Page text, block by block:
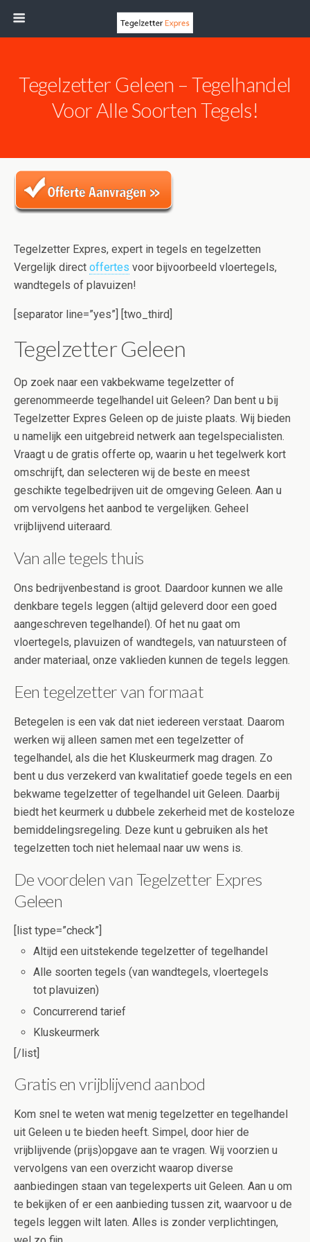
Tegelzetter Geleen – Tegelhandel
Voor Alle Soorten Tegels!
Tegelzetter Expres, expert in tegels en tegelzetten
Vergelijk direct offertes voor bijvoorbeeld vloertegels,
wandtegels of plavuizen!
[separator line=”yes”] [two_third]
Tegelzetter Geleen
Op zoek naar een vakbekwame tegelzetter of
gerenommeerde tegelhandel uit Geleen? Dan bent u bij
Tegelzetter Expres Geleen op de juiste plaats. Wij bieden
u namelijk een uitgebreid netwerk aan tegelspecialisten.
Vraagt u de gratis offerte op, waarin u het tegelwerk kort
omschrijft, dan selecteren wij de beste en meest
geschikte tegelbedrijven uit de omgeving Geleen. Aan u
om vervolgens het aanbod te vergelijken. Geheel
vrijblijvend uiteraard.
Van alle tegels thuis
Ons bedrijvenbestand is groot. Daardoor kunnen we alle
denkbare tegels leggen (altijd geleverd door een goed
aangeschreven tegelhandel). Of het nu gaat om
vloertegels, plavuizen of wandtegels, van natuursteen of
ander materiaal, onze vaklieden kunnen de tegels leggen.
Een tegelzetter van formaat
Betegelen is een vak dat niet iedereen verstaat. Daarom
werken wij alleen samen met een tegelzetter of
tegelhandel, als die het Kluskeurmerk mag dragen. Zo
bent u dus verzekerd van kwalitatief goede tegels en een
bekwame tegelzetter of tegelhandel uit Geleen. Daarbij
biedt het keurmerk u dubbele zekerheid met de kosteloze
bemiddelingsregeling. Deze kunt u gebruiken als het
tegelzetten toch niet helemaal naar uw wens is.
De voordelen van Tegelzetter Expres
Geleen
[list type=”check”]
Altijd een uitstekende tegelzetter of tegelhandel
Alle soorten tegels (van wandtegels, vloertegels
tot plavuizen)
Concurrerend tarief
Kluskeurmerk
[/list]
Gratis en vrijblijvend aanbod
Kom snel te weten wat menig tegelzetter en tegelhandel
uit Geleen u te bieden heeft. Simpel, door hier de
vrijblijvende (prijs)opgave aan te vragen. Wij voorzien u
vervolgens van een overzicht waarop diverse
aanbiedingen staan van tegelexperts uit Geleen. Aan u om
te bekijken of er een aanbieding tussen zit, waarvoor u de
tegels leggen wilt laten. Alles is zonder verplichtingen,